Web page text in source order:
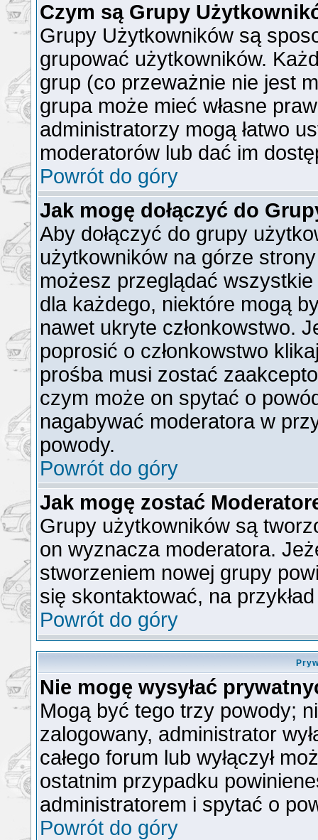
Czym są Grupy
Grupy Użytkowników są
grupować użytkowników.
grup (co przeważnie nie jest
grupa może mieć własne
administratorzy mogą łatwo
moderatorów lub dać im
Powrót do góry
Jak mogę dołączyć do
Aby dołączyć do grupy
użytkowników na górze
możesz przeglądać
dla każdego, niektóre mogą
nawet ukryte członkowstwo.
poprosić o członkowstwo
prośba musi zostać
czym może on spytać o
nagabywać moderatora w
powody.
Powrót do góry
Jak mogę zostać
Grupy użytkowników są
on wyznacza moderatora.
stworzeniem nowej grupy
się skontaktować, na
Powrót do góry
Nie mogę wysyłać
Mogą być tego trzy powody;
zalogowany, administrator
całego forum lub wyłączył
ostatnim przypadku
administratorem i spytać o
Powrót do góry